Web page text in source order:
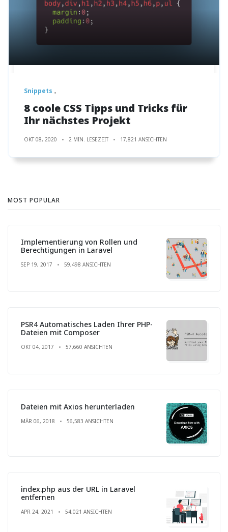
Snippets
8 coole CSS Tipps und Tricks für
Ihr nächstes Projekt
OKT 08, 2020 2 MIN. LESEZEIT 17,821 ANSICHTEN
MOST POPULAR
Implementierung von Rollen und
Berechtigungen in Laravel
SEP 19, 2017 59,498 ANSICHTEN
PSR4 Automatisches Laden Ihrer PHP-
Dateien mit Composer
OKT 04, 2017 57,660 ANSICHTEN
Dateien mit Axios herunterladen
MÄR 06, 2018 56,583 ANSICHTEN
index.php aus der URL in Laravel
entfernen
APR 24, 2021 54,021 ANSICHTEN